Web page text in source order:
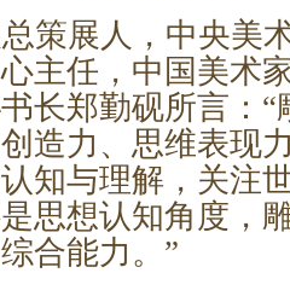
策展人，中央美
主任，中国美术
长郑勤砚所言：
造力、思维表现
知与理解，关注
思想认知角度，
合能力。”